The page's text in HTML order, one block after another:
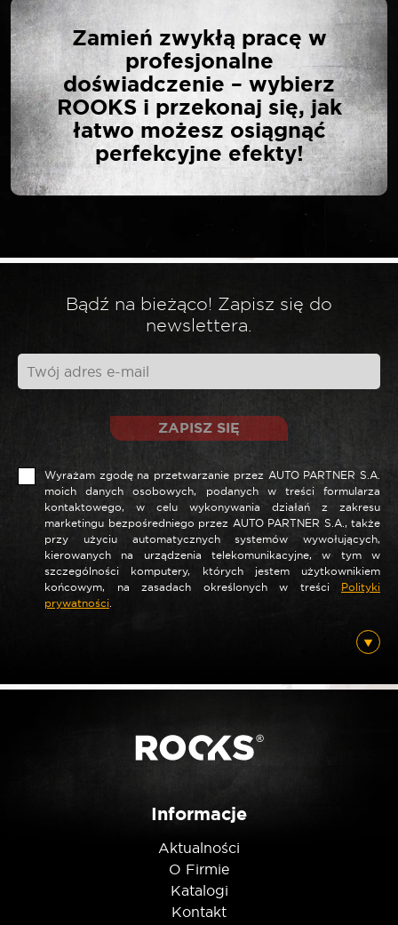
NAPISZ PIERWSZĄ
OPINIĘ O „SELTA
NASADKA 1″ 12-KĄTNA
60 MM”
Twój adres email nie zostanie opublikowany.
Wymagane pola są oznaczone
*
Twoja opinia*
Nazwa *
E-mail*
Zamień zwykłą pracę w
profesjonalne
doświadczenie – wybierz
ROOKS i przekonaj się, jak
łatwo możesz osiągnąć
perfekcyjne efekty!
Bądź na bieżąco! Zapisz się do
newslettera.
ZAPISZ SIĘ
Wyrażam zgodę na przetwarzanie przez AUTO PARTNER S.A.
moich danych osobowych, podanych w treści formularza
kontaktowego, w celu wykonywania działań z zakresu
marketingu bezpośredniego przez AUTO PARTNER S.A., także
przy użyciu automatycznych systemów wywołujących,
kierowanych na urządzenia telekomunikacyjne, w tym w
szczególności komputery, których jestem użytkownikiem
końcowym, na zasadach określonych w treści Polityki
prywatności.
Informacje
Aktualności
O Firmie
Katalogi
Kontakt